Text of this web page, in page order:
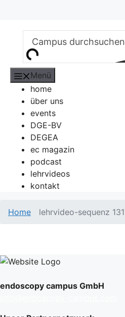
springen
Menü
home
über uns
events
DGE-BV
DEGEA
ec magazin
podcast
lehrvideos
kontakt
Home lehrvideo-sequenz
endoscopy campus GmbH